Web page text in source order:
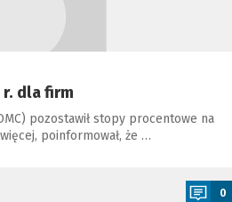
r. dla firm
pozostawił stopy procentowe na
poinformował, że …
0